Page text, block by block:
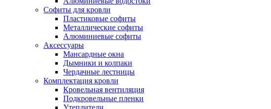
Софиты для кровли
Пластиковые софиты
Металлические софиты
Алюминиевые софиты
Аксессуары
Мансардные окна
Дымники и колпаки
Чердачные лестницы
Комплектация кровли
Кровельная вентиляция
Подкровельные пленки